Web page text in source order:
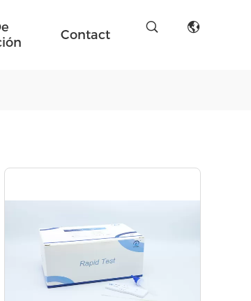
Contact